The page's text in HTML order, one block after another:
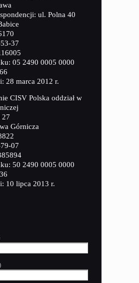
ul. Polna 40
37
05 2490 0005 0000
28 marca 2012 r.
CISV Polska oddział w
27
Górnicza
07
50 2490 0005 0000
10 lipca 2013 r.